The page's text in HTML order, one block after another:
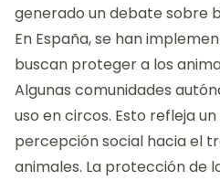
generado un debate sobre
En España, se han
buscan proteger a los
Algunas comunidades
uso en circos. Esto refleja
percepción social hacia el
animales. La protección de